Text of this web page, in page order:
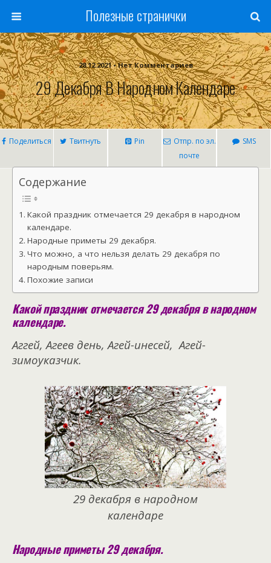
Полезные странички
28.12.2021 • Нет Комментариев
29 Декабря В Народном Календаре
Поделиться Твитнуть Pin
Отпр. по эл.
почте
SMS
Содержание
Какой праздник отмечается 29 декабря в народном
календаре.
Народные приметы 29 декабря.
Что можно, а что нельзя делать 29 декабря по
народным поверьям.
Похожие записи
Какой праздник отмечается 29 декабря в народном
календаре.
Аггей, Агеев день, Агей-инесей, Агей-
зимоуказчик.
29 декабря в народном
календаре
Народные приметы 29 декабря.